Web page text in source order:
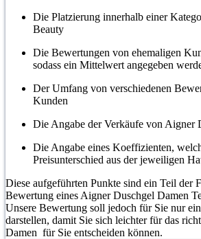
Die Platzierung innerhalb einer
Beauty
Die Bewertungen von ehemaligen
sodass ein Mittelwert angegeben
Der Umfang von verschiedenen
Kunden
Die Angabe der Verkäufe von Aigner
Die Angabe eines Koeffizienten,
Preisunterschied aus der jeweiligen
Diese aufgeführten Punkte sind ein Teil der
Bewertung eines Aigner Duschgel Damen
Unsere Bewertung soll jedoch für Sie nur
darstellen, damit Sie sich leichter für das
Damen für Sie entscheiden können.